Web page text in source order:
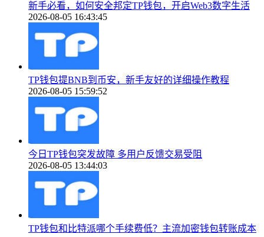
新手必看，如何安全邦定TP钱包，开启Web3数字生活
2026-08-05 16:43:45
TP钱包提BNB到币安，新手友好的详细操作教程
2026-08-05 15:59:52
今日TP钱包突发故障 多用户反馈交易受阻
2026-08-05 13:44:03
TP钱包和比特派哪个手续费低？主流加密钱包转账成本